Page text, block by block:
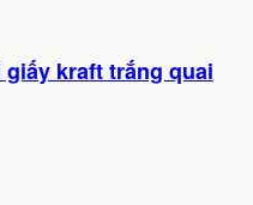
giấy kraft trắng quai